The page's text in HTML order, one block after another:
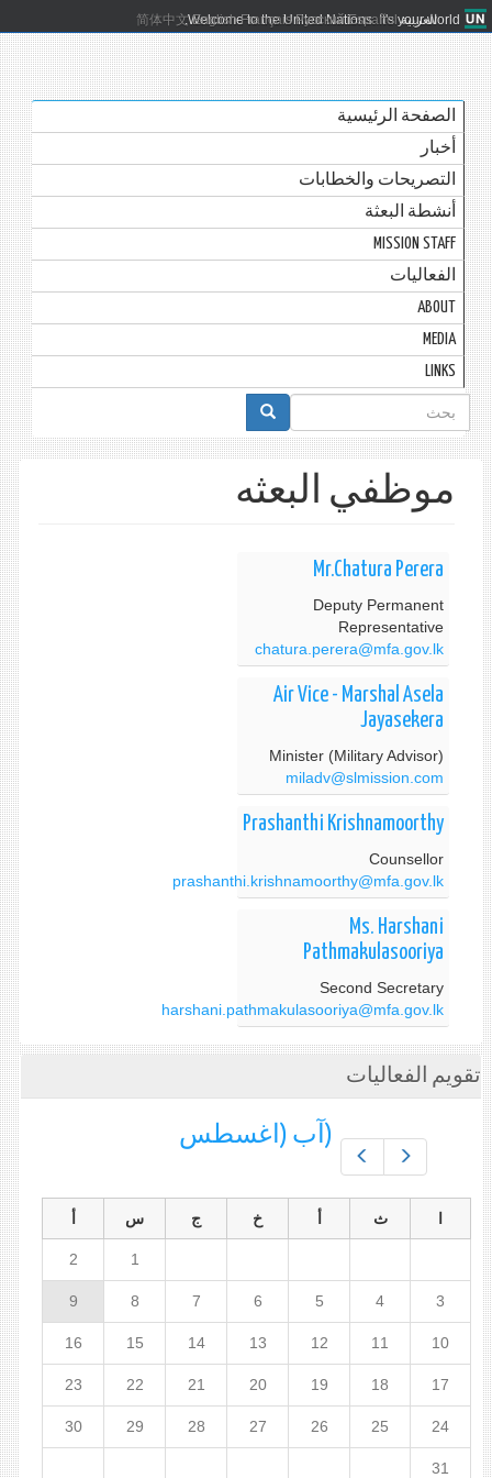
Welcome to the United Nations. It's your world.
العربية 简体中文 English Français Русский Español
الصفحة الرئيسية
أخبار
التصريحات والخطابات
أنشطة البعثة
MISSION STAFF
الفعاليات
ABOUT
MEDIA
LINKS
استمارة
البحث
موظفي البعثه
Mr.Chatura Perera
Deputy Permanent
Representative
chatura.perera@mfa.gov.lk
Air Vice - Marshal Asela
Jayasekera
Minister (Military Advisor)
miladv@slmission.com
Prashanthi Krishnamoorthy
Counsellor
prashanthi.krishnamoorthy@mfa.gov.lk
Ms. Harshani
Pathmakulasooriya
Second Secretary
harshani.pathmakulasooriya@mfa.gov.lk
تقويم الفعاليات
(آب (اغسطس
ث خ ج س
1
2
3
4
5
6
7
8
9
10
11
12
13
14
15
16
17
18
19
20
21
22
23
24
25
26
27
28
29
30
31